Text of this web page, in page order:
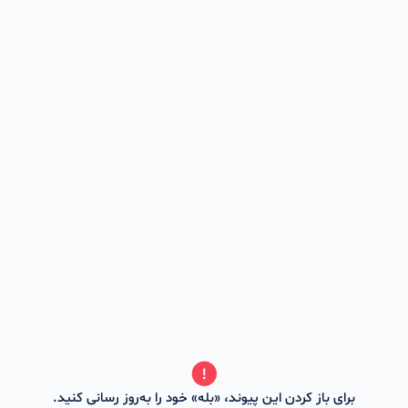
برای باز کردن این پیوند، «بله» خود را به‌روز رسانی کنید.